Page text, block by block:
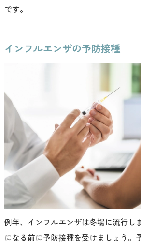
です。
インフルエンザの予防接種
例年、インフルエンザは冬場に流行し
になる前に予防接種を受けましょう。